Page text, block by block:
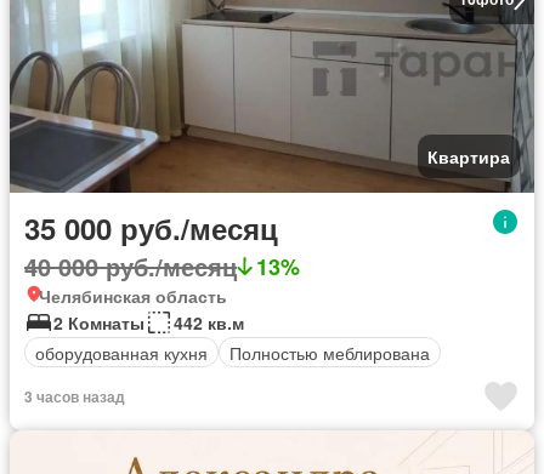
Квартира
35 000 руб./месяц
40 000 руб./месяц 13%
Челябинская область
2 Комнаты
442 кв.м
оборудованная кухня
Полностью меблирована
3 часов назад